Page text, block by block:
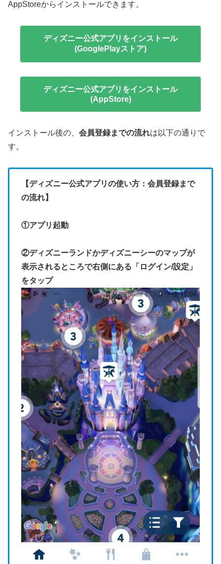
AppStoreからインストールできます。
ディズニー公式アプリをインストール
(GooglePlayストア)
ディズニー公式アプリをインストール
(AppStore)
インストール後の、 会員登録までの流れは以下の通りで
す。
【ディズニー公式アプリの使い方：会員登録まで
の流れ】
①アプリ起動
②ディズニーランドかディズニーシーのマップが
表示されるところで右側にある「ログイン/設定」
をタップ